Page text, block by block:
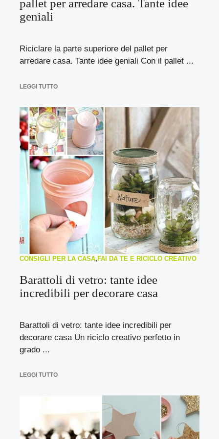
pallet per arredare casa. Tante idee
geniali
Riciclare la parte superiore del pallet per
arredare casa. Tante idee geniali Con il pallet ...
LEGGI TUTTO
CONSIGLI PER LA CASA,FAI DA TE E RICICLO CREATIVO
Barattoli di vetro: tante idee
incredibili per decorare casa
Barattoli di vetro: tante idee incredibili per
decorare casa Un riciclo creativo perfetto in
grado ...
LEGGI TUTTO